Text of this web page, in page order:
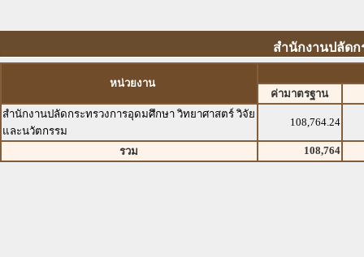
สำนักงานปลัดก
หน่วยงาน
ค่ามาตรฐาน
สำนักงานปลัดกระทรวงการอุดมศึกษา วิทยาศาสตร์ วิจัย
และนวัตกรรม
108,764.24
รวม 108,764